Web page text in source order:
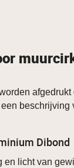
Dibond
en licht van